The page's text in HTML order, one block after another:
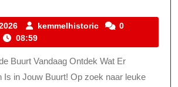
06
april
2026
kemmelhistoric kemmelhistoric
0
08:59
Is in Jouw Buurt! Op zoek naar leuke